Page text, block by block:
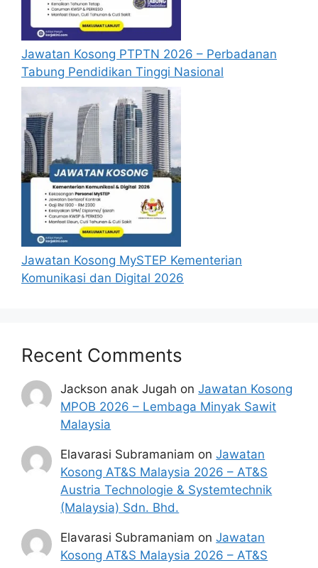
Pemohon yang telah mendaftar dan
memohon jawatan yang disenaraikan
tidak perlu lagi memohon semula
sekiranya tempoh permohonan masih
sah.
Sebelum membuat permohonan sila
pastikan anda login/register dan mengisi
segala maklumat yang diminta dengan
lengkap dan tepat.
Perlu diingatkan, hanya pemohon yang
layak sahaja akan dipanggil ke
temuduga. Sila lengkapkan dan
kemaskini maklumat anda yang telah
didaftarkan.
Permohonan yang tidak menerima
sebarang jawapan selepas
Senarai Jawatan MQA 2024
Penafian: Pihak kami bukan dari mana-
mana agensi Kerajaan terlibat. Maklumat
yang terdapat dalam portal
adalah sahih dan diolah dari sumber rasmi
kerajaan dan sumber yang dipercayai
untuk memudahkan proses permohonan.
Jawatan Kosong PTPTN 2026 – Perbadanan
Tabung Pendidikan Tinggi Nasional
Jawatan Kosong MySTEP Kementerian
Komunikasi dan Digital 2026
Recent Comments
Jackson anak Jugah onJawatan Kosong
MPOB 2026 – Lembaga Minyak Sawit
Malaysia
Elavarasi Subramaniam onJawatan
Kosong AT&S Malaysia 2026 – AT&S
Austria Technologie & Systemtechnik
(Malaysia) Sdn. Bhd.
Elavarasi Subramaniam onJawatan
Kosong AT&S Malaysia 2026 – AT&S